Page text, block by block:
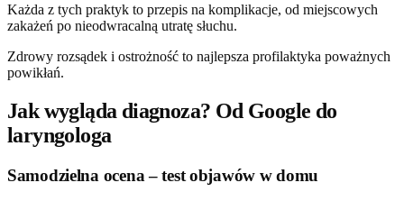
Każda z tych praktyk to przepis na komplikacje, od miejscowych
zakażeń po nieodwracalną utratę słuchu.
Zdrowy rozsądek i ostrożność to najlepsza profilaktyka poważnych
powikłań.
Jak wygląda diagnoza? Od Google do
laryngologa
Samodzielna ocena – test objawów w domu